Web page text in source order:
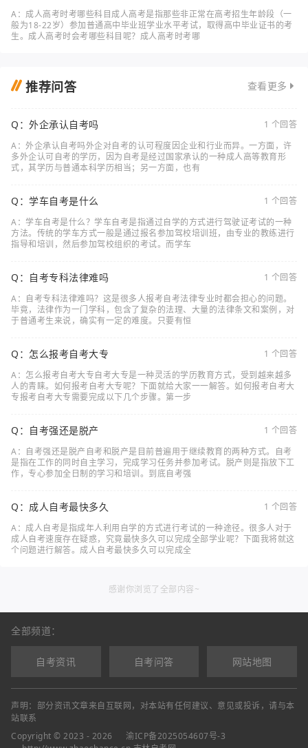
A：成人高考时考哪些科目成人高考是指那些非正常在高考招生年龄段（一
般为18-22岁）参加普通高中毕业班学业水平考试，取得高中毕业证书的考
生。成人高考时会考哪些科目呢？成人高考时考哪
推荐问答 查看更多
Q：外企承认自考吗
1 个回答
A：外企承认自考吗外企对自考的认可程度因企业和行业而异。一方面，许
多外企认可自考的学历，因为自考是经过国家承认的一种成人高等教育形
式，其学历与普通本科学历相当；另一方面，也有
Q：学车自考是什么
1 个回答
A：学车自考是什么？学车自考是指通过自学的方式进行驾驶证考试的一种
方法。传统的学车方式一般是通过报名参加驾校培训班，由专业的教练进行
指导和培训，然后参加驾校组织的考试。而学车
Q：自考专科法律难吗
1 个回答
A：自考专科法律难吗？这是很多人报考自考法律专业时都会担心的问题。
毕竟，法律作为一门学科，包含了复杂的法理、大量的法律条文和案例，对
于普通考生来说，确实有一定的难度。只要有恒
Q：怎么报考自考大专
1 个回答
A：怎么报考自考大专自考大专是一种灵活的学历教育方式，受到越来越多
人的青睐。如何报考自考大专呢？下面就给大家一一解答。如何报考自考大
专报考自考大专需要完成以下几个步骤。第一步
Q：自考强还是脱产
1 个回答
A：自考强还是脱产自考和脱产是目前普遍用于继续教育的两种方式。自考
是指在工作的同时自主学习，完成学习任务并参加考试。脱产则是指放下工
作，专心参加全日制的学习和培训。到底自考强
Q：成人自考最快多久
1 个回答
A：成人自考是指成年人利用自学的方式进行考试的一种途径。很多人对于
成人自考速度存在疑惑，究竟最快多久可以完成全部学业呢？下面我将就这
个问题进行解答。成人自考最快多久可以完成全
感谢你浏览了全部内容~
全部频道：
自考资讯 自考问答 网站地图
声明：部分资讯文章来自互联网，对本站有任何建议、意见或投诉，请与本
站联系
Copyright © 2023 - 2026
渝ICP备2025054607号-3